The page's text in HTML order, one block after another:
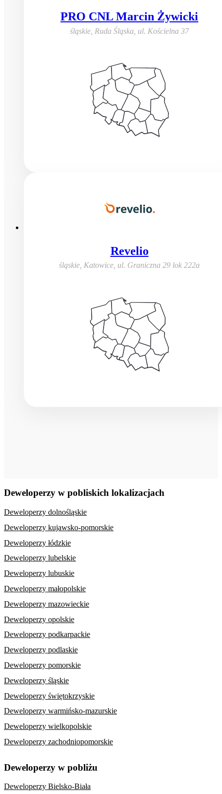
PRO CNL Marcin Żywicki
śląskie, Ruda Śląska ul. Kościelna 37
Revelio
śląskie, Katowice, ul. Graniczna 29 lok 222a
Deweloperzy w pobliskich lokalizacjach
Deweloperzy dolnośląskie
Deweloperzy kujawsko-pomorskie
Deweloperzy łódzkie
Deweloperzy lubelskie
Deweloperzy lubuskie
Deweloperzy małopolskie
Deweloperzy mazowieckie
Deweloperzy opolskie
Deweloperzy podkarpackie
Deweloperzy podlaskie
Deweloperzy pomorskie
Deweloperzy śląskie
Deweloperzy świętokrzyskie
Deweloperzy warmińsko-mazurskie
Deweloperzy wielkopolskie
Deweloperzy zachodniopomorskie
Deweloperzy w pobliżu
Deweloperzy Bielsko-Biała